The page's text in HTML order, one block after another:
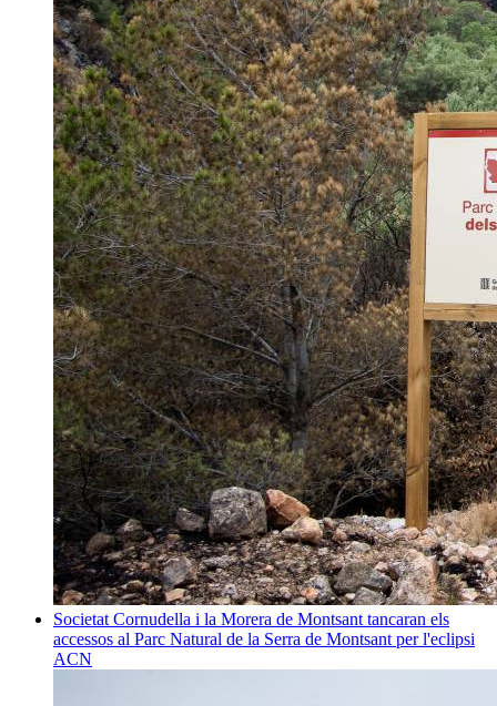
Societat Cornudella i la Morera de Montsant tancaran els
accessos al Parc Natural de la Serra de Montsant per l'eclipsi
ACN